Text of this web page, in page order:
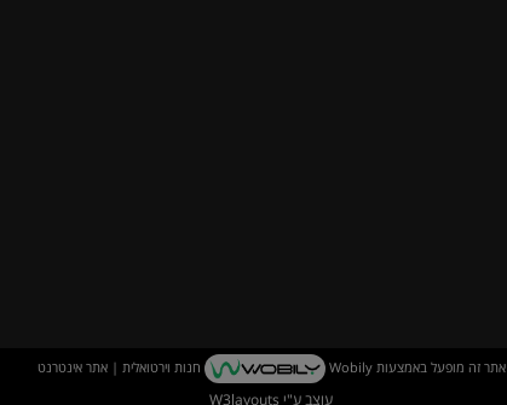
אתר זה מופעל באמצעותWobily חנות וירטואלית | אתר אינטרנט
עוצב ע"י W3layouts